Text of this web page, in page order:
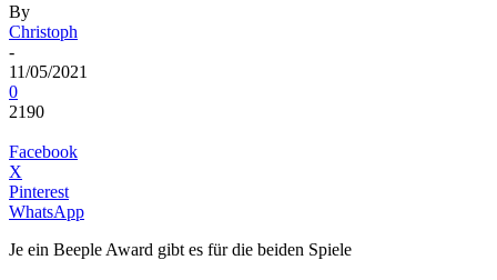
By
Christoph
-
11/05/2021
0
2190
Facebook
X
Pinterest
WhatsApp
Je ein Beeple Award gibt es für die beiden Spiele